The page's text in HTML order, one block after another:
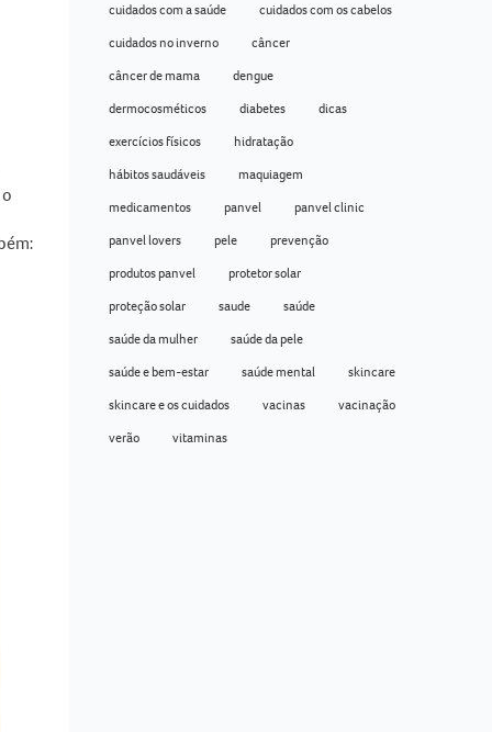
cuidados com a saúde
cuidados com os cabelos
cuidados no inverno
câncer
câncer de mama
dengue
dermocosméticos
diabetes
dicas
exercícios físicos
hidratação
hábitos saudáveis
maquiagem
medicamentos
panvel
panvel clinic
panvel lovers
pele
prevenção
produtos panvel
protetor solar
proteção solar
saude
saúde
saúde da mulher
saúde da pele
saúde e bem-estar
saúde mental
skincare
skincare e os cuidados
vacinas
vacinação
verão
vitaminas